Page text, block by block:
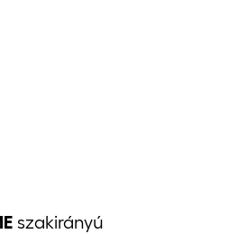
szakirányú